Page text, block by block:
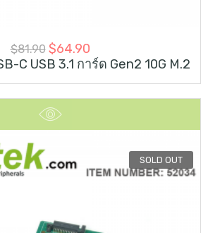
$81.90 $64.90
C USB 3.1 การ์ด Gen2 10G M.2
SOLD OUT